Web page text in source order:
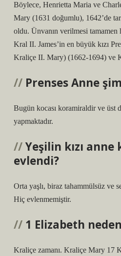
Böylece, Henrietta Maria ve
Mary (1631 doğumlu), 1642’de
oldu. Ünvanın verilmesi tamamen
Kral II. James’in en büyük kızı
Kraliçe II. Mary) (1662-1694) ve
Prenses Anne
Bugün kocası koramiraldir ve üst
yapmaktadır.
Yeşilin kızı
evlendi?
Orta yaşlı, biraz tahammülsüz ve
Hiç evlenmemiştir.
1 Elizabeth
Kraliçe zamanı. Kraliçe Mary 17